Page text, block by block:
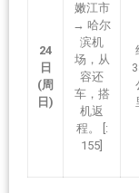
24
日
(周
日)
嫩江市
→ 哈尔
滨机
场，从
容还
车，搭
机返
程。 [:
155]